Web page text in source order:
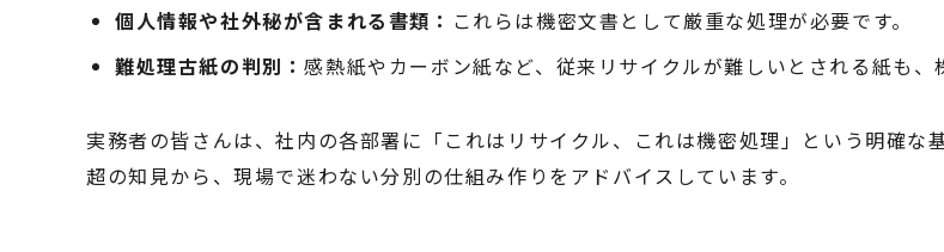
個人情報や社外秘が含まれる書類： これらは機密文書として厳重な処理が必要です。
難処理古紙の判別：感熱紙やカーボン紙など、従来リサイクルが難しいとされる紙も
実務者の皆さんは、社内の各部署に「これはリサイクル、これは機密処理」という明確
超の知見から、現場で迷わない分別の仕組み作りをアドバイスしています。